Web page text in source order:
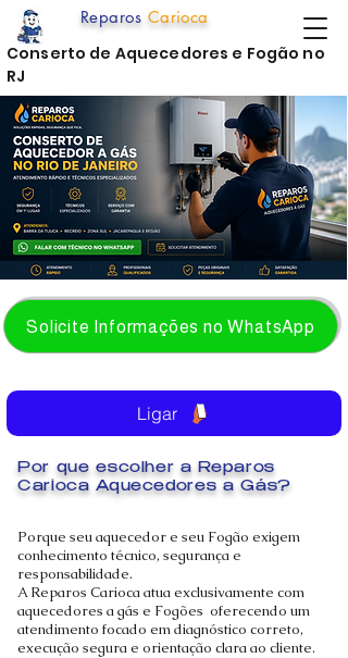
Solicite Informações no WhatsApp
Porque seu aquecedor e seu Fogão exigem
conhecimento técnico, segurança e
responsabilidade.
A Reparos Carioca atua exclusivamente com
aquecedores a gás e Fogões oferecendo um
atendimento focado em diagnóstico correto,
execução segura e orientação clara ao cliente.
Reparos Carioca
Por que escolher a Reparos
Carioca Aquecedores a Gás?
Ligar
Conserto de Aquecedores e Fogão no
RJ